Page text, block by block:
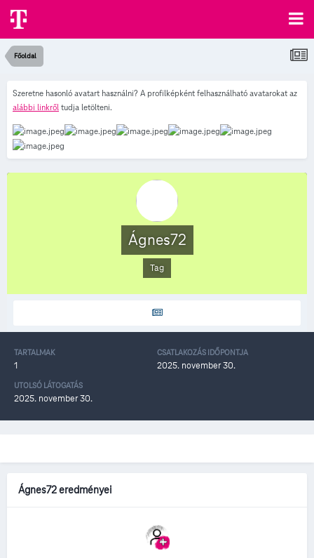
Főoldal
Szeretne hasonló avatart használni? A profilképként felhasználható avatarokat az
alábbi linkről tudja letölteni.
Ágnes72
Tag
TARTALMAK
1
CSATLAKOZÁS IDŐPONTJA
2025. november 30.
UTOLSÓ LÁTOGATÁS
2025. november 30.
Ágnes72 eredményei